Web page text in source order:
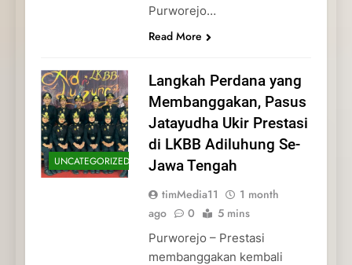
Purworejo…
Read More
UNCATEGORIZED
Langkah Perdana yang
Membanggakan, Pasus
Jatayudha Ukir Prestasi
di LKBB Adiluhung Se-
Jawa Tengah
timMedia11
1 month
ago
0 5 mins
Purworejo – Prestasi
membanggakan kembali